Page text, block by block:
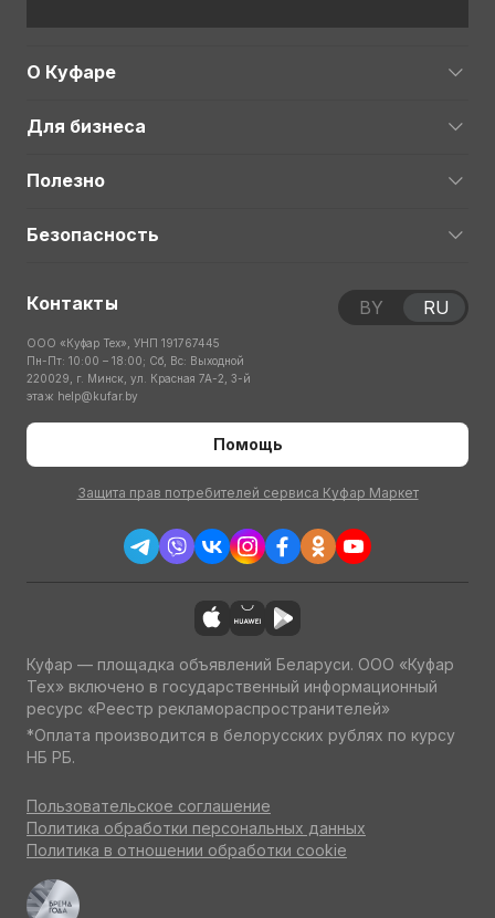
О Куфаре
Для бизнеса
Полезно
Безопасность
Контакты
ООО «Куфар Тех», УНП 191767445
Пн-Пт: 10:00 – 18:00; Сб, Вс: Выходной
220029, г. Минск, ул. Красная 7А-2, 3-й
этаж help@kufar.by
Помощь
Защита прав потребителей сервиса Куфар Маркет
BY RU
Куфар — площадка объявлений Беларуси. ООО «Куфар
Тех» включено в государственный информационный
ресурс «Реестр рекламораспространителей»
*Оплата производится в белорусских рублях по курсу
НБ РБ.
Пользовательское соглашение
Политика обработки персональных данных
Политика в отношении обработки cookie